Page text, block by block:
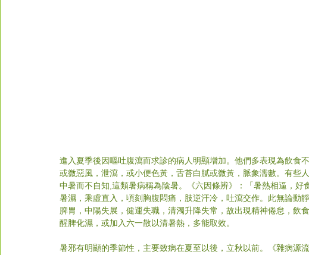
進入夏季後因嘔吐腹瀉而求診的病人明顯增加。他們多表現為飲食
或微惡風，泄瀉，或小便色黃，舌苔白膩或微黃，脈象濡數。有些
中暑而不自知,這類暑病稱為陰暑。《六因條辨》：「暑熱相逼，
暑濕，乘虛直入，頃刻胸腹悶痛，肢逆汗冷，吐瀉交作。此無論動
脾胃，中陽失展，健運失職，清濁升降失常，故出現精神倦怠，飲
醒脾化濕，或加入六一散以清暑熱，多能取效。
暑邪有明顯的季節性，主要致病在夏至以後，立秋以前。《雜病源